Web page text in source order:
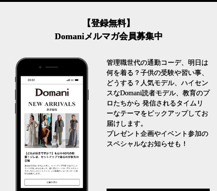
【登録無料】
Domaniメルマガ会員募集中
管理職世代の通勤コーデ、明日は
何を着る？子供の受験や習い事、
どうする？人気モデル、ハイセン
スなDomani読者モデル、教育のプ
ロたちから 発信されるタイムリ
ーなテーマをピックアップしてお
届けします。
プレゼント企画やイベント参加の
スペシャルなお知らせも！